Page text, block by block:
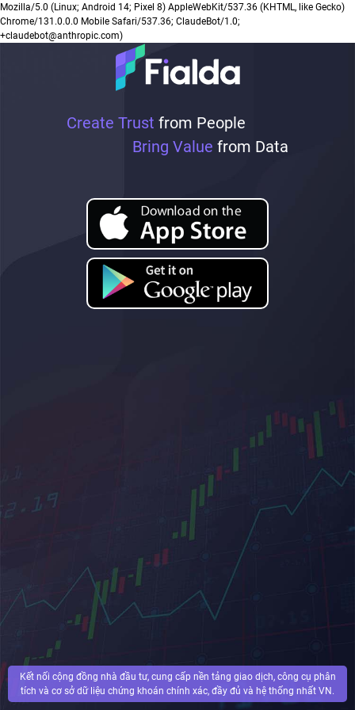
Create Trust from People
Bring Value from Data
Kết nối cộng đồng nhà đầu tư, cung cấp nền tảng giao dịch, công cụ phân
tích và cơ sở dữ liệu chứng khoán chính xác, đầy đủ và hệ thống nhất VN.
Mozilla/5.0 (Linux; Android 14; Pixel 8) AppleWebKit/537.36 (KHTML, like Gecko)
Chrome/131.0.0.0 Mobile Safari/537.36; ClaudeBot/1.0;
+claudebot@anthropic.com)